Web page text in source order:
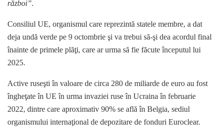
război”.
Consiliul UE, organismul care reprezintă statele membre, a dat
deja undă verde pe 9 octombrie şi va trebui să-şi dea acordul final
înainte de primele plăţi, care ar urma să fie făcute începutul lui
2025.
Active ruseşti în valoare de circa 280 de miliarde de euro au fost
îngheţate în UE în urma invaziei ruse în Ucraina în februarie
2022, dintre care aproximativ 90% se află în Belgia, sediul
organismului internaţional de depozitare de fonduri Euroclear.